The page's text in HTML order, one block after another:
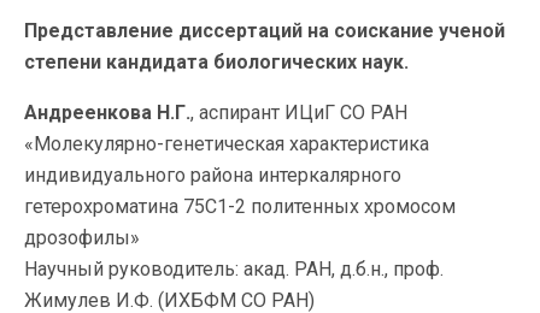
Представление диссертаций на соискание ученой
степени кандидата биологических наук.
Андреенкова Н.Г., аспирант ИЦиГ СО РАН
«Молекулярно-генетическая характеристика
индивидуального района интеркалярного
гетерохроматина 75С1-2 политенных хромосом
дрозофилы»
Научный руководитель: акад. РАН, д.б.н., проф.
Жимулев И.Ф. (ИХБФМ СО РАН)